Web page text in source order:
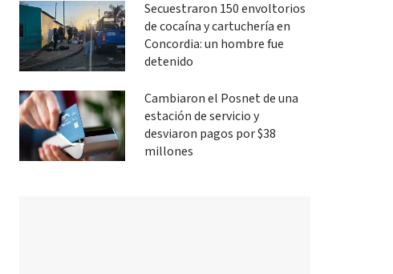
Secuestraron 150 envoltorios
de cocaína y cartuchería en
Concordia: un hombre fue
detenido
Cambiaron el Posnet de una
estación de servicio y
desviaron pagos por $38
millones